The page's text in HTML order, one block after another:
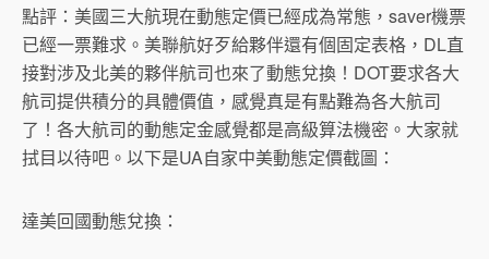
點評：美國三大航現在動態定價已經成為常態，saver機票
已經一票難求。美聯航好歹給夥伴還有個固定表格，DL直
接對涉及北美的夥伴航司也來了動態兌換！DOT要求各大
航司提供積分的具體價值，感覺真是有點難為各大航司
了！各大航司的動態定金感覺都是高級算法機密。大家就
拭目以待吧。以下是UA自家中美動態定價截圖：
達美回國動態兌換：